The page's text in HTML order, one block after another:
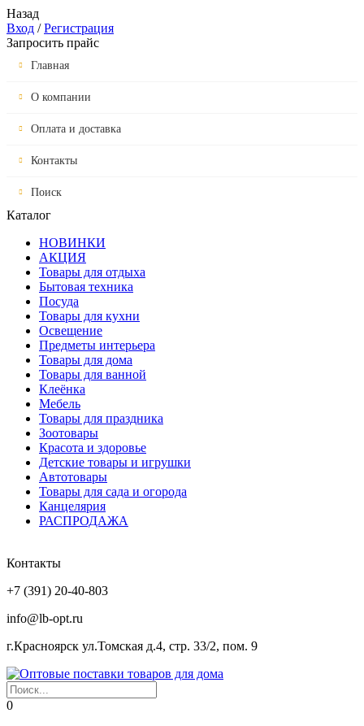
Назад
Вход /Регистрация
Запросить прайс
Главная
О компании
Оплата и доставка
Контакты
Поиск
Каталог
НОВИНКИ
АКЦИЯ
Товары для отдыха
Бытовая техника
Посуда
Товары для кухни
Освещение
Предметы интерьера
Товары для дома
Товары для ванной
Клеёнка
Мебель
Товары для праздника
Зоотовары
Красота и здоровье
Детские товары и игрушки
Автотовары
Товары для сада и огорода
Канцелярия
РАСПРОДАЖА
Контакты
+7 (391) 20-40-803
info@lb-opt.ru
г.Красноярск ул.Томская д.4, стр. 33/2, пом. 9
0